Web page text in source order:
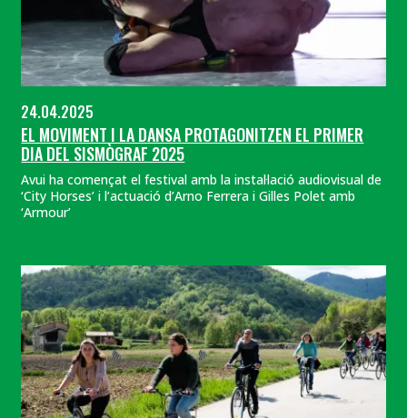
24.04.2025
EL MOVIMENT I LA DANSA PROTAGONITZEN EL PRIMER
DIA DEL SISMÒGRAF 2025
Avui ha començat el festival amb la instal·lació audiovisual de
‘City Horses’ i l’actuació d’Arno Ferrera i Gilles Polet amb
‘Armour’